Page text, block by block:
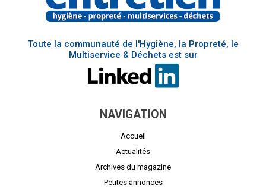
Toute la communauté de l'Hygiène, la Propreté, le
Multiservice & Déchets est sur
NAVIGATION
Accueil
Actualités
Archives du magazine
Petites annonces